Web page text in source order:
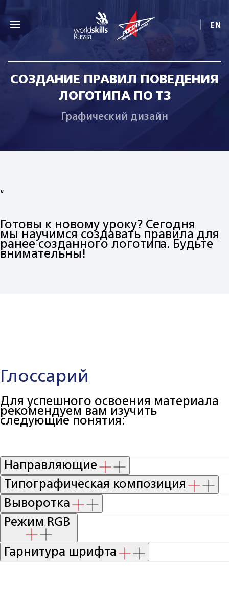
EN
СОЗДАНИЕ ПРАВИЛ ПОВЕДЕНИЯ
ЛОГОТИПА ПО ТЗ
Графический дизайн
“
Готовы к новому уроку? Сегодня
мы научимся создавать правила для
ранее созданного логотипа. Будьте
внимательны!
Глоссарий
Для успешного освоения материала
рекомендуем вам изучить
следующие понятия:
Направляющие
Типографическая композиция
Выворотка
Режим RGB
Гарнитура шрифта